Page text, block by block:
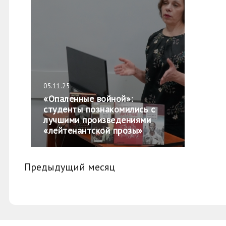
05.11.25
«Опаленные войной»:
студенты познакомились с
лучшими произведениями
«лейтенантской прозы»
Предыдущий месяц